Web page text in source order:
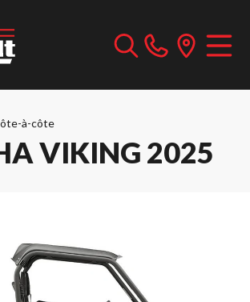
à-côte
VIKING 2025